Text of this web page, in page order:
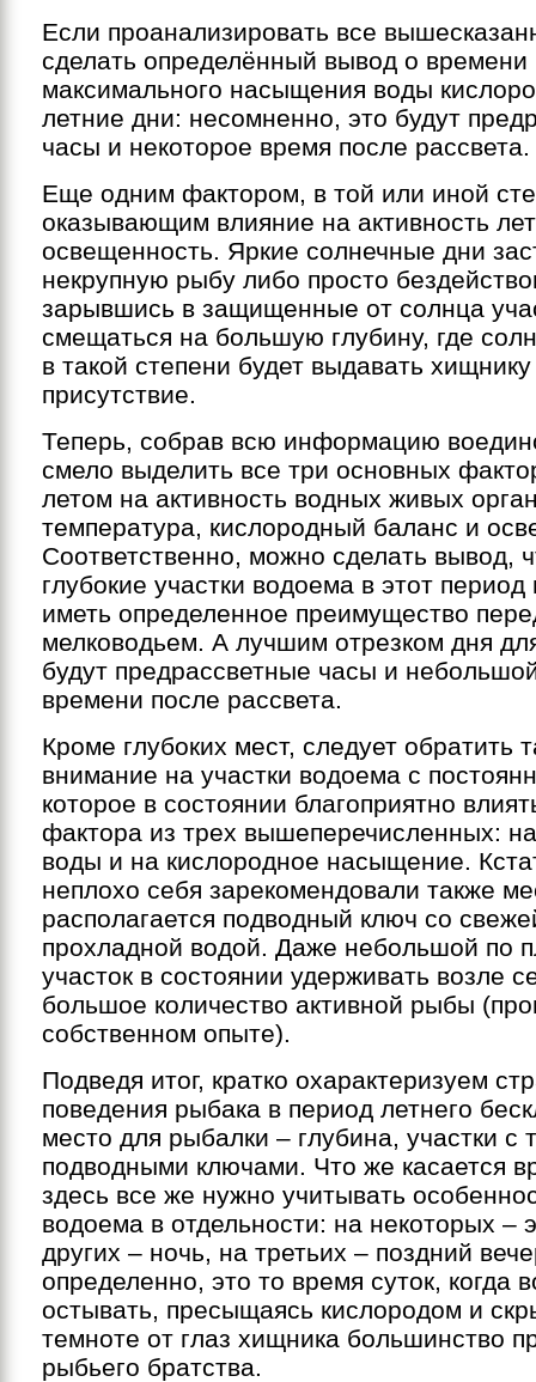
Если проанализировать все
сделать определённый вывод о времени
максимального насыщения воды
летние дни: несомненно, это будут
часы и некоторое время после рассвета.
Еще одним фактором, в той или иной
оказывающим влияние на активность
освещенность. Яркие солнечные дни
некрупную рыбу либо просто
зарывшись в защищенные от солнца
смещаться на большую глубину, где
в такой степени будет выдавать
присутствие.
Теперь, собрав всю информацию
смело выделить все три основных
летом на активность водных живых
температура, кислородный баланс и
Соответственно, можно сделать вывод,
глубокие участки водоема в этот
иметь определенное преимущество
мелководьем. А лучшим отрезком дня
будут предрассветные часы и
времени после рассвета.
Кроме глубоких мест, следует обратить
внимание на участки водоема с
которое в состоянии благоприятно
фактора из трех вышеперечисленных:
воды и на кислородное насыщение.
неплохо себя зарекомендовали также
располагается подводный ключ со
прохладной водой. Даже небольшой по
участок в состоянии удерживать возле
большое количество активной рыбы
собственном опыте).
Подведя итог, кратко охарактеризуем
поведения рыбака в период летнего
место для рыбалки – глубина, участки с
подводными ключами. Что же касается
здесь все же нужно учитывать
водоема в отдельности: на некоторых –
других – ночь, на третьих – поздний
определенно, это то время суток, когда
остывать, пресыщаясь кислородом и
темноте от глаз хищника большинство
рыбьего братства.